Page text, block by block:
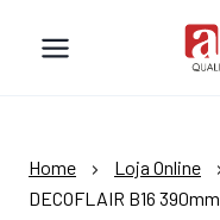
Home Loja Online
DECOFLAIR B16 390mm